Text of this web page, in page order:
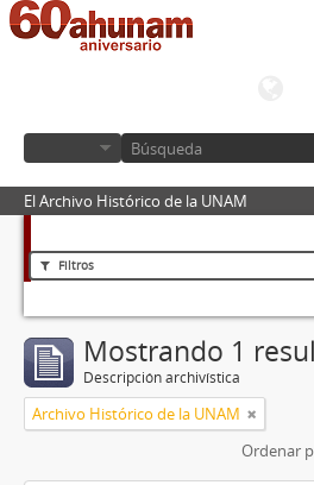
El Archivo Histórico de la UNAM
Filtros
Mostrando 1
Descripción archivística
Archivo Histórico de la UNAM
Ordenar